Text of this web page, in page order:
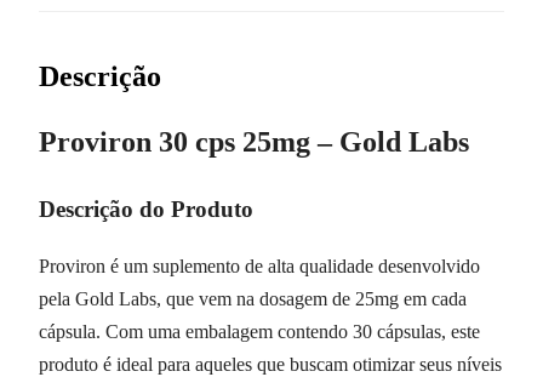
Descrição
Proviron 30 cps 25mg – Gold Labs
Descrição do Produto
Proviron é um suplemento de alta qualidade desenvolvido
pela Gold Labs, que vem na dosagem de 25mg em cada
cápsula. Com uma embalagem contendo 30 cápsulas, este
produto é ideal para aqueles que buscam otimizar seus níveis